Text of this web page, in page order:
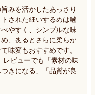
みを活かしたあっさり
された細いするめは噛
やすく、シンプルな味
、炙るとさらに柔らか
味変もおすすめです。
レビューでも「素材の味
きになる」「品質が良